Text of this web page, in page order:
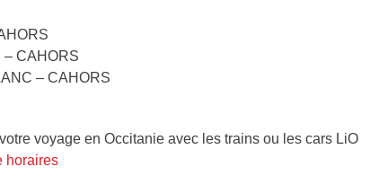
– CAHORS
– CAHORS
voyage en Occitanie avec les trains ou les cars LiO
horaires